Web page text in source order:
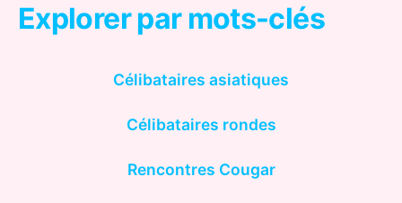
Explorer par mots-clés
Célibataires asiatiques
Célibataires rondes
Rencontres Cougar